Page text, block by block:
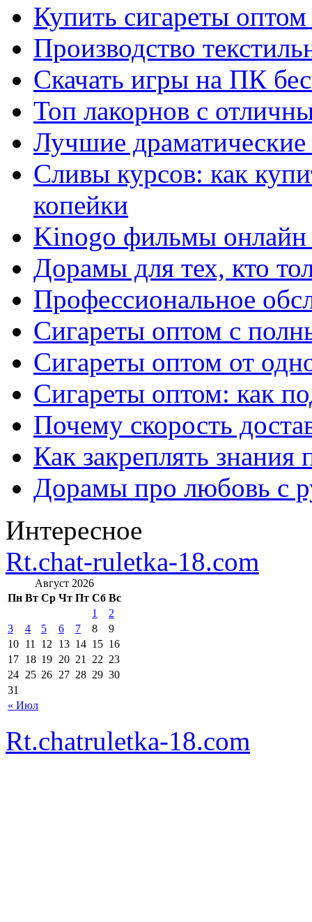
Купить сигареты
Производство
Скачать игры на ПК
Топ лакорнов с
Лучшие
Сливы курсов: как
копейки
Kinogo фильмы онлайн
Дорамы для тех, кто
Профессиональное
Сигареты оптом с
Сигареты оптом от
Сигареты оптом: как
Почему скорость
Как закреплять знания
Дорамы про любовь с
Интересное
Rt.chat-ruletka-18.com
Август 2026
Пн Вт Ср Чт Пт Сб Вс
« Июл
1
2
3
4 5 6 7 8
9
10 11 12 13 14 15 16
17 18 19 20 21 22 23
24 25 26 27 28 29 30
31
Rt.chatruletka-18.com